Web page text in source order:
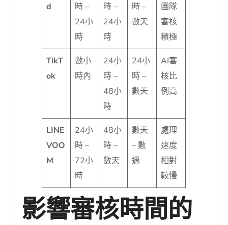
d
時 –
24小
時
時 –
24小
時
時 –
數天
團隊
審核
積極
TikT
ok
數小
時內
24小
時 –
48小
時
24小
時 –
數天
AI審
核比
例高
LINE
VOO
M
24小
時 –
72小
時
48小
時 –
數天
數天
– 數
週
處理
速度
相對
較慢
影響審核時間的